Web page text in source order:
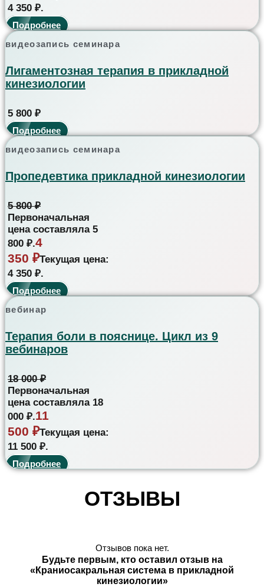
4 350 ₽.
Подробнее
видеозапись семинара
Лигаментозная терапия в прикладной
кинезиологии
5 800 ₽
Подробнее
видеозапись семинара
Пропедевтика прикладной кинезиологии
5 800₽
Первоначальная
цена составляла 5
800 ₽.4
350 ₽Текущая цена:
4 350 ₽.
Подробнее
вебинар
Терапия боли в пояснице. Цикл из 9
вебинаров
18 000₽
Первоначальная
цена составляла 18
000 ₽.11
500 ₽Текущая цена:
11 500 ₽.
Подробнее
ОТЗЫВЫ
Отзывов пока нет.
Будьте первым, кто оставил отзыв на
«Краниосакральная система в прикладной
кинезиологии»